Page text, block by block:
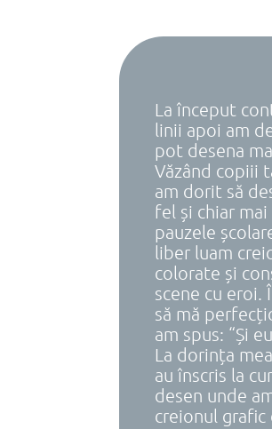
La început
linii apoi am
pot desena
Văzând copiii
am dorit să
fel și chiar mai
pauzele
liber luam
colorate și
scene cu eroi.
să mă
am spus: “Și
La dorința
au înscris la
desen unde
creionul grafic